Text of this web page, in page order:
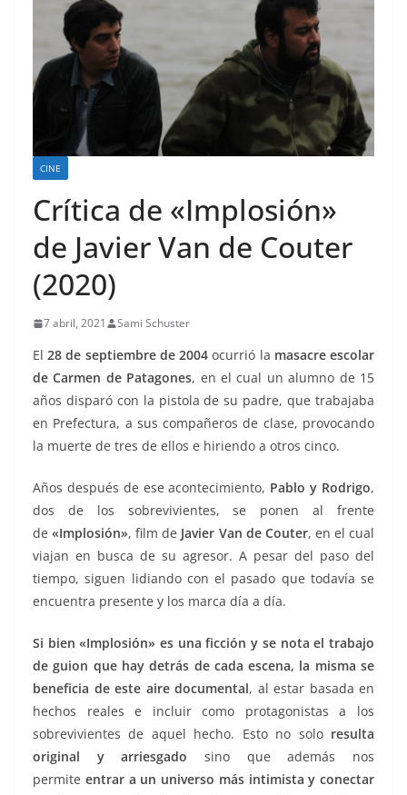
CINE
Crítica de «Implosión»
de Javier Van de Couter
(2020)
7 abril, 2021 Sami Schuster
El 28 de septiembre de 2004 ocurrió la masacre escolar
de Carmen de Patagones, en el cual un alumno de 15
años disparó con la pistola de su padre, que trabajaba
en Prefectura, a sus compañeros de clase, provocando
la muerte de tres de ellos e hiriendo a otros cinco.
Años después de ese acontecimiento, Pablo y Rodrigo,
dos de los sobrevivientes, se ponen al frente
de«Implosión», film de Javier Van de Couter, en el cual
viajan en busca de su agresor. A pesar del paso del
tiempo, siguen lidiando con el pasado que todavía se
encuentra presente y los marca día a día.
Si bien «Implosión» es una ficción y se nota el trabajo
de guion que hay detrás de cada escena, la misma se
beneficia de este aire documental, al estar basada en
hechos reales e incluir como protagonistas a los
sobrevivientes de aquel hecho. Esto no solo resulta
original y arriesgado sino que además nos
permite entrar a un universo más intimista y conectar